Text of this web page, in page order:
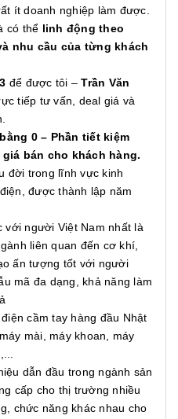
ít doanh nghiệp làm được.
có thể linh động theo
nhu cầu của từng khách
để được tôi –Trần Văn
tiếp tư vấn, deal giá và
0 – Phần tiết kiệm
bán cho khách hàng.
đời trong lĩnh vực kinh
được thành lập năm
với người Việt Nam nhất là
liên quan đến cơ khí,
ấn tượng tốt với người
mã đa dạng, khả năng làm
cầm tay hàng đầu Nhật
mài, máy khoan, máy
dẫn đầu trong ngành sản
cấp cho thị trường nhiều
chức năng khác nhau cho